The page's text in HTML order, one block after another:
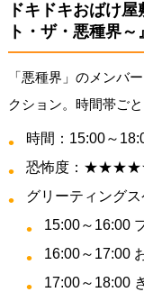
ドキドキおばけ
ト・ザ・悪種界～』
「悪種界」のメンバ
クション。時間帯ご
時間：15:00～
恐怖度：
グリーティングス
15:00～16:00
16:00～17:00
17:00～18:00